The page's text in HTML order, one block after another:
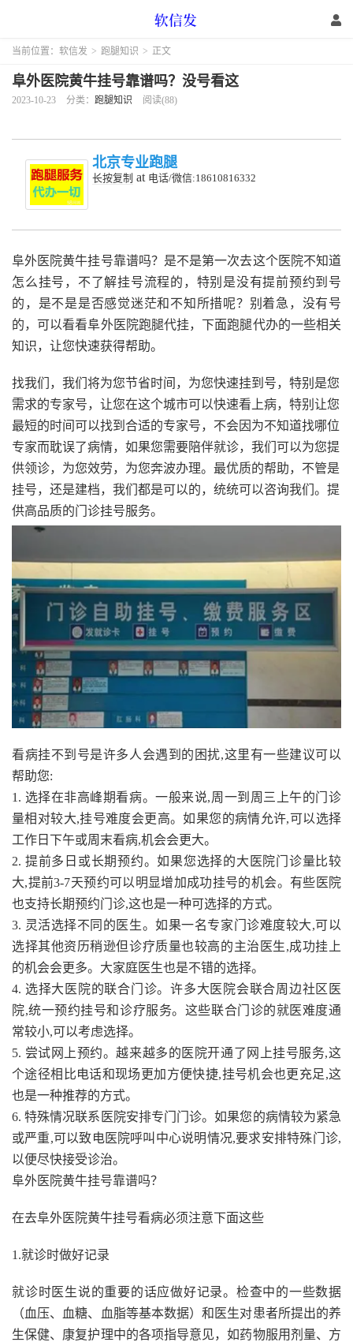
当前位置： 软信发 > 跑腿知识 > 正文
阜外医院黄牛挂号靠谱吗？没号看这
2023-10-23 分类： 跑腿知识 阅读(88)
北京专业跑腿
长按复制 at 电话/微信:18610816332
阜外医院黄牛挂号靠谱吗？是不是第一次去这个医院不知道
怎么挂号，不了解挂号流程的，特别是没有提前预约到号
的，是不是是否感觉迷茫和不知所措呢？别着急，没有号
的，可以看看阜外医院跑腿代挂，下面跑腿代办的一些相关
知识，让您快速获得帮助。
找我们，我们将为您节省时间，为您快速挂到号，特别是您
需求的专家号，让您在这个城市可以快速看上病，特别让您
最短的时间可以找到合适的专家号，不会因为不知道找哪位
专家而耽误了病情，如果您需要陪伴就诊，我们可以为您提
供领诊，为您效劳，为您奔波办理。最优质的帮助，不管是
挂号，还是建档，我们都是可以的，统统可以咨询我们。提
供高品质的门诊挂号服务。
看病挂不到号是许多人会遇到的困扰,这里有一些建议可以
帮助您:
1. 选择在非高峰期看病。一般来说,周一到周三上午的门诊
量相对较大,挂号难度会更高。如果您的病情允许,可以选择
工作日下午或周末看病,机会会更大。
2. 提前多日或长期预约。如果您选择的大医院门诊量比较
大,提前3-7天预约可以明显增加成功挂号的机会。有些医院
也支持长期预约门诊,这也是一种可选择的方式。
3. 灵活选择不同的医生。如果一名专家门诊难度较大,可以
选择其他资历稍逊但诊疗质量也较高的主治医生,成功挂上
的机会会更多。大家庭医生也是不错的选择。
4. 选择大医院的联合门诊。许多大医院会联合周边社区医
院,统一预约挂号和诊疗服务。这些联合门诊的就医难度通
常较小,可以考虑选择。
5. 尝试网上预约。越来越多的医院开通了网上挂号服务,这
个途径相比电话和现场更加方便快捷,挂号机会也更充足,这
也是一种推荐的方式。
6. 特殊情况联系医院安排专门门诊。如果您的病情较为紧急
或严重,可以致电医院呼叫中心说明情况,要求安排特殊门诊,
以便尽快接受诊治。
阜外医院黄牛挂号靠谱吗？
在去阜外医院黄牛挂号看病必须注意下面这些
1.就诊时做好记录
就诊时医生说的重要的话应做好记录。检查中的一些数据
（血压、血糖、血脂等基本数据）和医生对患者所提出的养
生保健、康复护理中的各项指导意见，如药物服用剂量、方